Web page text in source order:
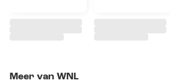
Meer van WNL